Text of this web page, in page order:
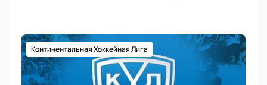
Континентальная Хоккейная Лига